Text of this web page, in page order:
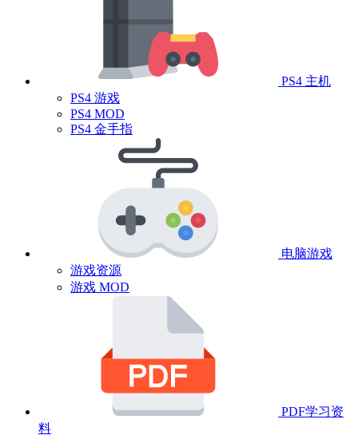
PS4 主机
PS4 游戏
PS4 MOD
PS4 金手指
电脑游戏
游戏资源
游戏 MOD
PDF学习资
料